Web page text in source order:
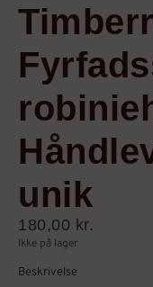
unik
180,00 kr.
Ikke på lager
Beskrivelse